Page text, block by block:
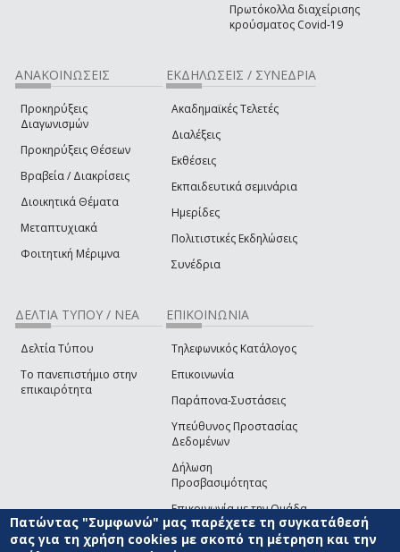
Πρωτόκολλα διαχείρισης
κρούσματος Covid-19
ΑΝΑΚΟΙΝΩΣΕΙΣ
Προκηρύξεις
Διαγωνισμών
Προκηρύξεις Θέσεων
Βραβεία / Διακρίσεις
Διοικητικά Θέματα
Μεταπτυχιακά
Φοιτητική Μέριμνα
ΕΚΔΗΛΩΣΕΙΣ / ΣΥΝΕΔΡΙΑ
Ακαδημαϊκές Τελετές
Διαλέξεις
Εκθέσεις
Εκπαιδευτικά σεμινάρια
Ημερίδες
Πολιτιστικές Εκδηλώσεις
Συνέδρια
ΔΕΛΤΙΑ ΤΥΠΟΥ / ΝΕΑ
Δελτία Τύπου
Το πανεπιστήμιο στην
επικαιρότητα
ΕΠΙΚΟΙΝΩΝΙΑ
Τηλεφωνικός Κατάλογος
Επικοινωνία
Παράπονα-Συστάσεις
Υπεύθυνος Προστασίας
Δεδομένων
Δήλωση
Προσβασιμότητας
Επικοινωνία με την Ομάδα
Ανάπτυξης του site(link sends e-mail)
Πατώντας "Συμφωνώ" μας παρέχετε τη συγκατάθεσή
σας για τη χρήση cookies με σκοπό τη μέτρηση και την